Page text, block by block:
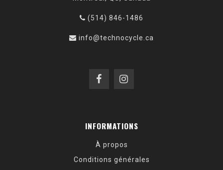
(514) 846-1486
info@technocycle.ca
INFORMATIONS
À propos
Conditions générales